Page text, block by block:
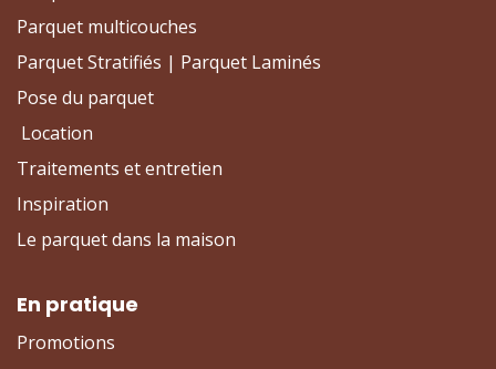
Parquet multicouches
Parquet Stratifiés | Parquet Laminés
Pose du parquet
Location
Traitements et entretien
Inspiration
Le parquet dans la maison
En pratique
Promotions